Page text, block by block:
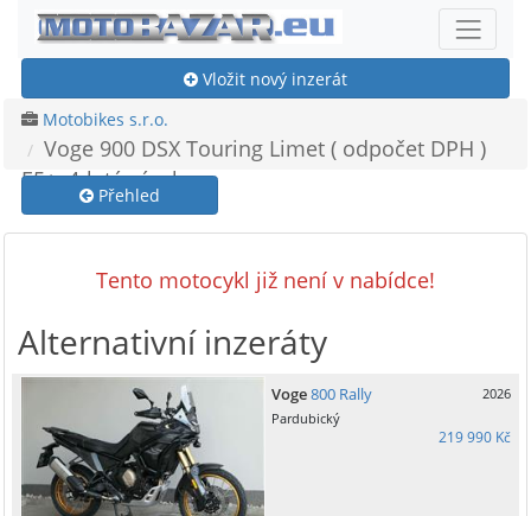
Vložit nový inzerát
Motobikes s.r.o.
Voge 900 DSX Touring Limet ( odpočet DPH )
E5+, 4-letá záruka
Přehled
Tento motocykl již není v nabídce!
Alternativní inzeráty
Voge800 Rally
2026
Pardubický
219 990 Kč